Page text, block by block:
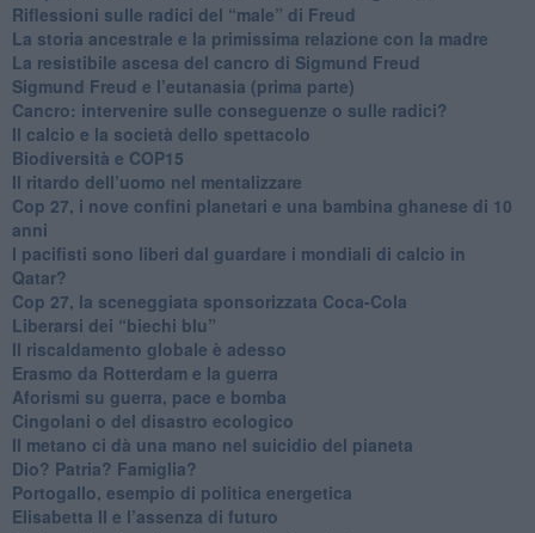
Riflessioni sulle radici del “male” di Freud
​La storia ancestrale e la primissima relazione con la madre
​La resistibile ascesa del cancro di Sigmund Freud
Sigmund Freud e l’eutanasia (prima parte)
Cancro: intervenire sulle conseguenze o sulle radici?
​Il calcio e la società dello spettacolo
Biodiversità e COP15
​Il ritardo dell’uomo nel mentalizzare
​Cop 27, i nove confini planetari e una bambina ghanese di 10
anni
​I pacifisti sono liberi dal guardare i mondiali di calcio in
Qatar?
​Cop 27, la sceneggiata sponsorizzata Coca-Cola
​Liberarsi dei “biechi blu”
Il riscaldamento globale è adesso
​Erasmo da Rotterdam e la guerra
​Aforismi su guerra, pace e bomba
Cingolani o del disastro ecologico
​Il metano ci dà una mano nel suicidio del pianeta
​Dio? Patria? Famiglia?
Portogallo, esempio di politica energetica
​Elisabetta II e l’assenza di futuro